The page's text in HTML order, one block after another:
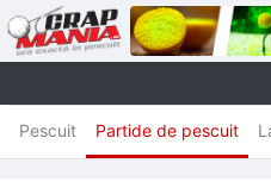
Pescuit Partide de pescuit